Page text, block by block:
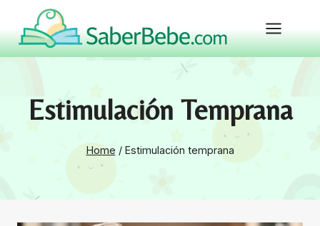
content
Estimulación Temprana
Home / Estimulación temprana